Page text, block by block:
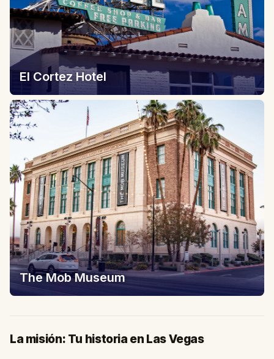
El Cortez Hotel
The Mob Museum
La misión: Tu historia en Las Vegas